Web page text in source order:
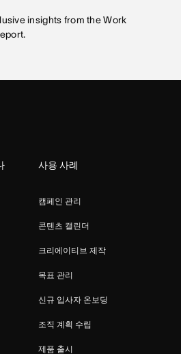
insights from the Work
사용 사례
캠페인 관리
콘텐츠 캘린더
크리에이티브 제작
목표 관리
신규 입사자 온보딩
조직 계획 수립
제품 출시